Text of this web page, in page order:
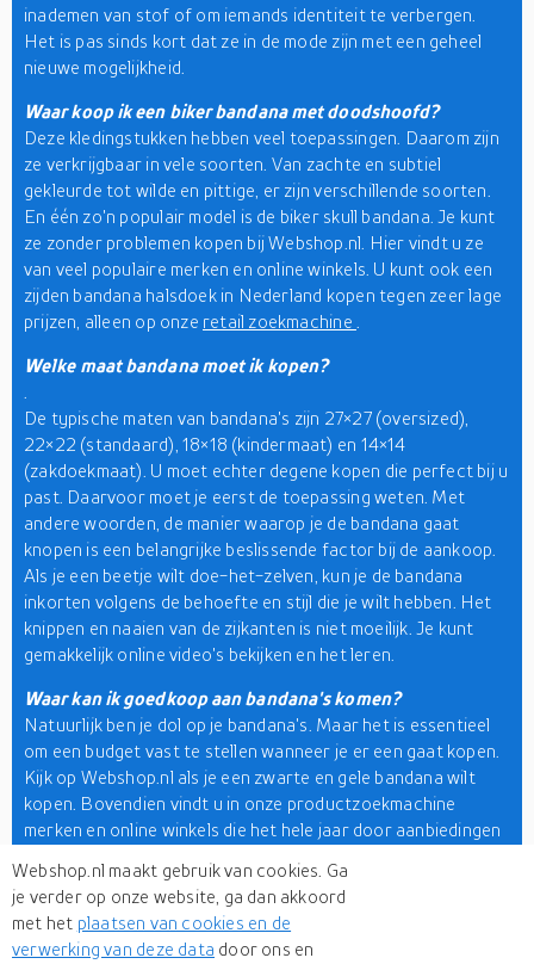
inademen van stof of om iemands identiteit te verbergen.
Het is pas sinds kort dat ze in de mode zijn met een geheel
nieuwe mogelijkheid.
Waar koop ik een biker bandana met doodshoofd?
Deze kledingstukken hebben veel toepassingen. Daarom zijn
ze verkrijgbaar in vele soorten. Van zachte en subtiel
gekleurde tot wilde en pittige, er zijn verschillende soorten.
En één zo'n populair model is de biker skull bandana. Je kunt
ze zonder problemen kopen bij Webshop.nl. Hier vindt u ze
van veel populaire merken en online winkels. U kunt ook een
zijden bandana halsdoek in Nederland kopen tegen zeer lage
prijzen, alleen op onze retail zoekmachine
Welke maat bandana moet ik kopen?
De typische maten van bandana's zijn 27×27 (oversized),
22×22 (standaard), 18×18 (kindermaat) en 14×14
(zakdoekmaat). U moet echter degene kopen die perfect bij u
past. Daarvoor moet je eerst de toepassing weten. Met
andere woorden, de manier waarop je de bandana gaat
knopen is een belangrijke beslissende factor bij de aankoop.
Als je een beetje wilt doe-het-zelven, kun je de bandana
inkorten volgens de behoefte en stijl die je wilt hebben. Het
knippen en naaien van de zijkanten is niet moeilijk. Je kunt
gemakkelijk online video's bekijken en het leren.
Waar kan ik goedkoop aan bandana's komen?
Natuurlijk ben je dol op je bandana's. Maar het is essentieel
om een budget vast te stellen wanneer je er een gaat kopen.
Kijk op Webshop.nl als je een zwarte en gele bandana wilt
kopen. Bovendien vindt u in onze productzoekmachine
merken en online winkels die het hele jaar door aanbiedingen
gaten houden als u bandana's van hoge kwaliteit wilt kopen
tegen voordelige prijzen.
Zo, dat was het! Je bent nu een bandana kopen pro. Denk er
Webshop.nl maakt gebruik van cookies. Ga
je verder op onze website, ga dan akkoord
met het plaatsen van cookies en de
verwerking van deze data door ons en